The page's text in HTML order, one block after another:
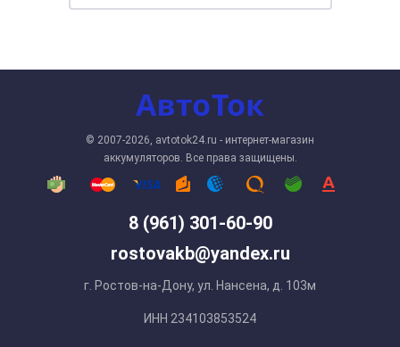
8 (961) 301-60-90
rostovakb@yandex.ru
г. Ростов-на-Дону, ул. Нансена, д. 103м
ИНН 234103853524
© 2007-2026, avtotok24.ru - интернет-магазин
аккумуляторов. Все права защищены.